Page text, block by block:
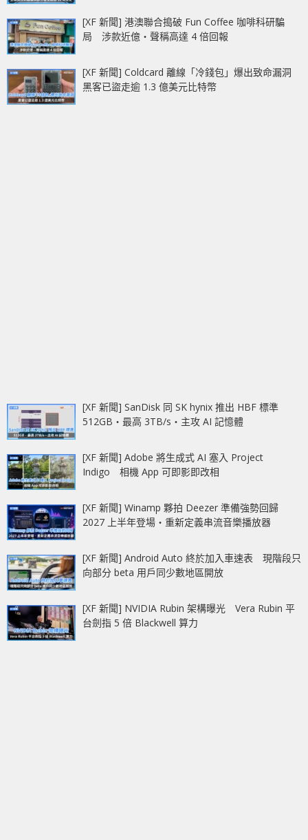
[XF 新聞] 港澳聯合搗破 Fun Coffee 咖啡科研騙
局 涉款近億‧聲稱高達 4 倍回報
[XF 新聞] Coldcard 離線「冷錢包」爆出致命漏洞
黑客已盜走逾 1.3 億美元比特幣
[XF 新聞] SanDisk 同 SK hynix 推出 HBF 標準
512GB‧最高 3TB/s‧主攻 AI 記憶體
[XF 新聞] Adobe 將生成式 AI 塞入 Project
Indigo 相機 App 可即影即改相
[XF 新聞] Winamp 夥拍 Deezer 準備強勢回歸
2027 上半年登場‧重新定義串流音樂播放器
[XF 新聞] Android Auto 終於加入車速表 現階段只
向部分 beta 用戶同少數地區開放
[XF 新聞] NVIDIA Rubin 架構曝光 Vera Rubin 平
台劍指 5 倍 Blackwell 算力